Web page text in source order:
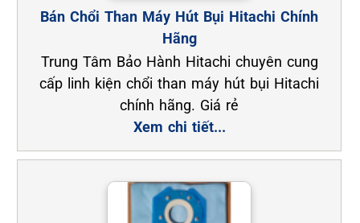
Bán Chổi Than Máy Hút Bụi Hitachi Chính
Hãng
Trung Tâm Bảo Hành Hitachi chuyên cung
cấp linh kiện chổi than máy hút bụi Hitachi
chính hãng. Giá rẻ
Xem chi tiết...